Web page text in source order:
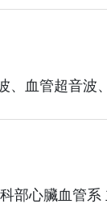
、血管超音波
部心臟血管系